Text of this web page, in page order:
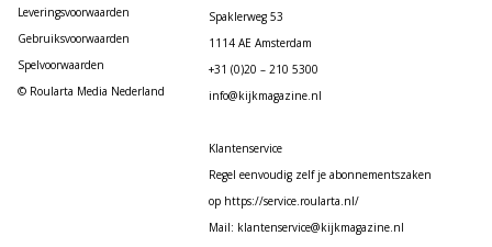
Leveringsvoorwaarden
Gebruiksvoorwaarden
Spelvoorwaarden
© Roularta Media Nederland
Spaklerweg 53
1114 AE Amsterdam
+31 (0)20 – 210 5300
info@kijkmagazine.nl
Klantenservice
Regel eenvoudig zelf je abonnementszaken
op https://service.roularta.nl/
Mail: klantenservice@kijkmagazine.nl